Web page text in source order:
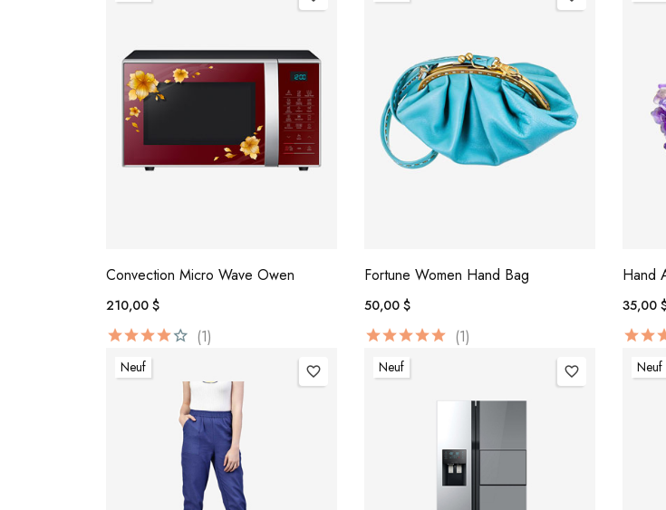
Convection Micro Wave Owen
210,00 $
(1)
Fortune Women Hand Bag
50,00 $
(1)
Hand
35,00
favorite_border
Neuf favorite_border
Neuf Neuf